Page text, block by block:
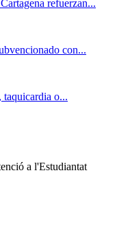
refuerzan...
con...
taquicardia o...
a l'Estudiantat